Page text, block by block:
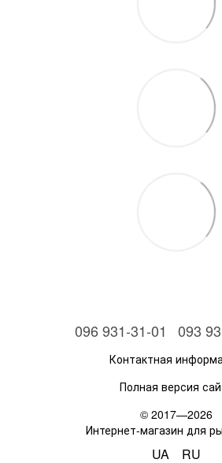
096 931-31-01 093
Контактная
Полная версия
© 2017—2026
Интернет-магазин для
UA RU